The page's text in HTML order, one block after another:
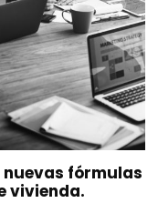
nuevas fórmulas
vivienda.